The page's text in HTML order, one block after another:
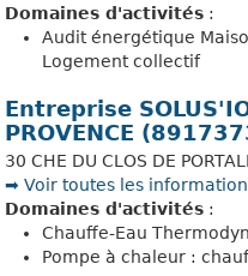
Domaines d'activités :
Audit énergétique
Logement collectif
Entreprise
PROVENCE
30 CHE DU CLOS DE
➡️ Voir toutes les
Domaines d'activités :
Chauffe-Eau
Pompe à chaleur :